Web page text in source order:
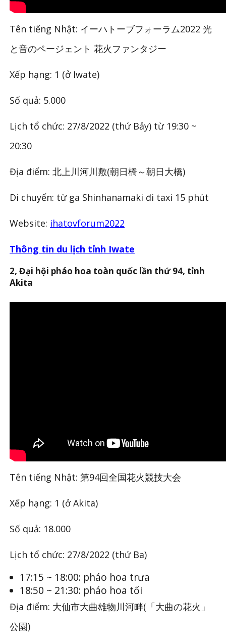
Tên tiếng Nhật: イーハトーブフォーラム2022 光
と音のページェント 花火ファンタジー
Xếp hạng: 1 (ở Iwate)
Số quả: 5.000
Lịch tổ chức: 27/8/2022 (thứ Bảy) từ 19:30 ~
20:30
Địa điểm: 北上川河川敷(朝日橋～朝日大橋)
Di chuyển: từ ga Shinhanamaki đi taxi 15 phút
Website: ihatovforum2022
Thông tin du lịch tỉnh Iwate
2, Đại hội pháo hoa toàn quốc lần thứ 94, tỉnh
Akita
Tên tiếng Nhật: 第94回全国花火競技大会
Xếp hạng: 1 (ở Akita)
Số quả: 18.000
Lịch tổ chức: 27/8/2022 (thứ Ba)
17:15 ~ 18:00: pháo hoa trưa
18:50 ~ 21:30: pháo hoa tối
Địa điểm: 大仙市大曲雄物川河畔(「大曲の花火」
公園)